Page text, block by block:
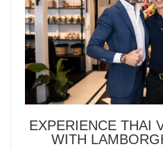
EXPERIENCE THAI
WITH